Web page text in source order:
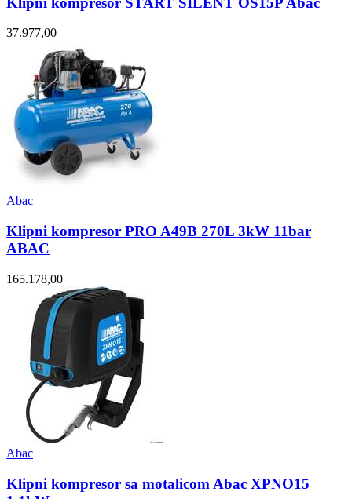
37.977,00
Abac
Klipni kompresor PRO A49B 270L 3kW 11bar
ABAC
165.178,00
Abac
Klipni kompresor sa motalicom Abac XPNO15